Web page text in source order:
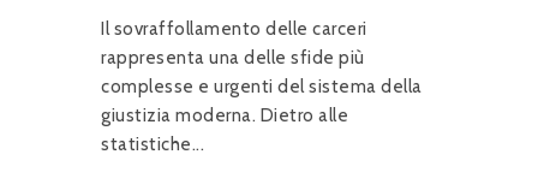
Il sovraffollamento delle carceri
rappresenta una delle sfide più
complesse e urgenti del sistema della
giustizia moderna. Dietro alle
statistiche...